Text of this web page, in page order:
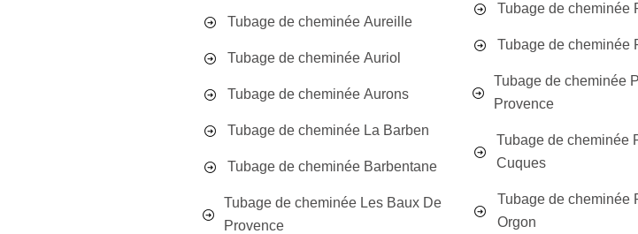
Tubage de cheminée Aureille
Tubage de cheminée Auriol
Tubage de cheminée Aurons
Tubage de cheminée La Barben
Tubage de cheminée Barbentane
Tubage de cheminée Les Baux De
Provence
Tubage de cheminée
Tubage de cheminée
Tubage de cheminée
Provence
Tubage de cheminée
Cuques
Tubage de cheminée
Orgon